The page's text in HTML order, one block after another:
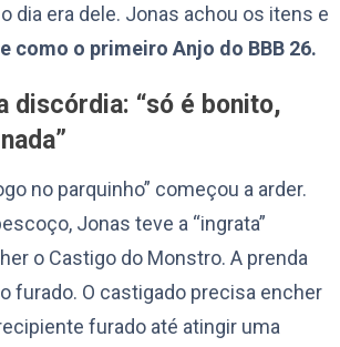
dia era dele. Jonas achou os itens e
como o primeiro Anjo do BBB 26.
discórdia: “só é bonito,
no parquinho” começou a arder.
Jonas teve a “ingrata”
o Castigo do Monstro. A prenda
furado. O castigado precisa encher
furado até atingir uma